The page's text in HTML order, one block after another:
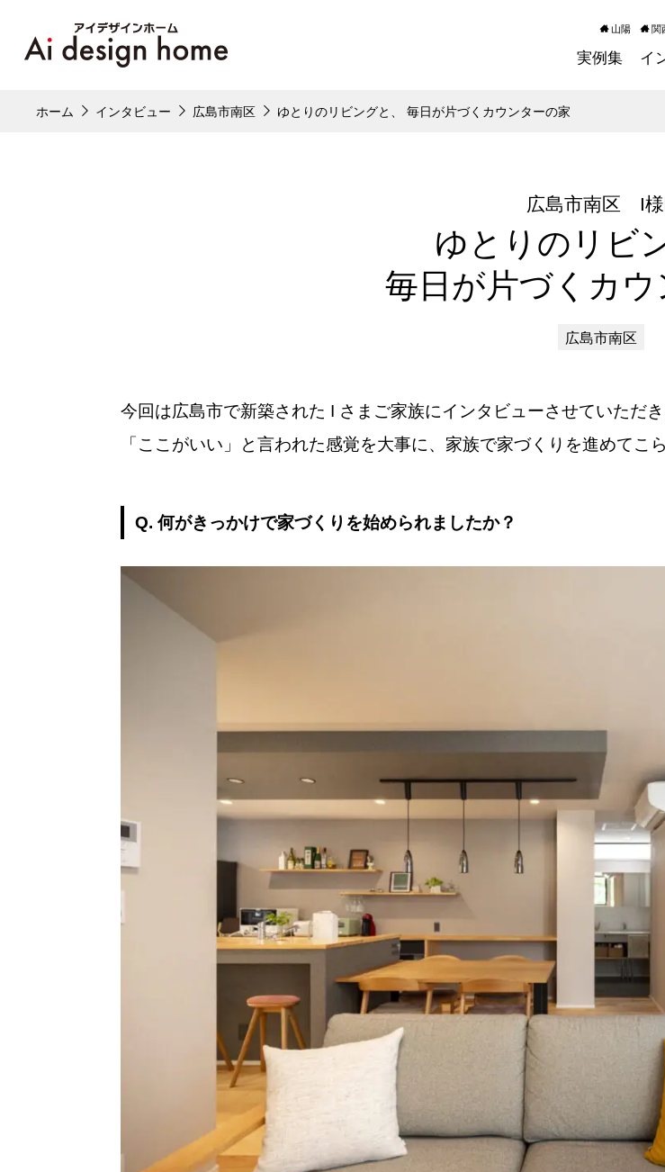
山陽 関
実例集 イ
ホーム インタビュー 広島市南区 ゆとりのリビングと、 毎日が片づくカウンターの家
広島市南区 I
ゆとりのリビ
毎日が片づくカ
広島市南区
今回は広島市で新築された I さまご家族にインタビューさせていただ
「ここがいい」と言われた感覚を大事に、家族で家づくりを進めてこ
Q. 何がきっかけで家づくりを始められましたか？